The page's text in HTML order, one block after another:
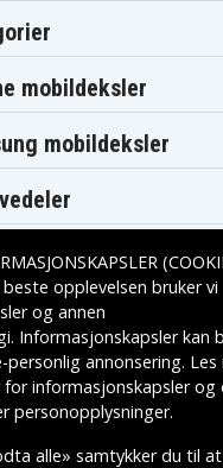
mobildeksler
mobildeksler
opplevelsen bruker vi
og annen
Informasjonskapsler kan
personlig annonsering. Les
for informasjonskapslerog
personopplysninger.
alle» samtykker du til